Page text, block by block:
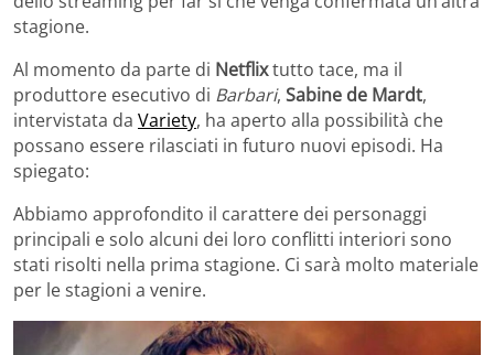
stagione.
Al momento da parte di Netflixtutto tace, ma il
produttore esecutivo di Barbari, Sabine de Mardt,
intervistata da Variety, ha aperto alla possibilità che
possano essere rilasciati in futuro nuovi episodi. Ha
spiegato:
Abbiamo approfondito il carattere dei personaggi
principali e solo alcuni dei loro conflitti interiori sono
stati risolti nella prima stagione. Ci sarà molto materiale
per le stagioni a venire.